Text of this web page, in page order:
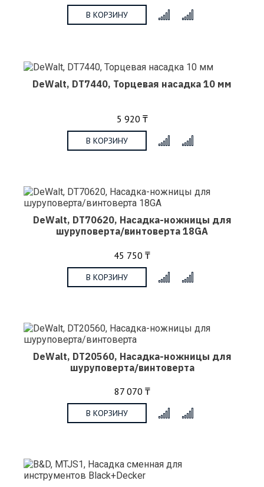
В КОРЗИНУ
DeWalt, DT7440, Торцевая насадка 10 мм
5 920 ₸
В КОРЗИНУ
DeWalt, DT70620, Насадка-ножницы для
шуруповерта/винтоверта 18GA
45 750 ₸
В КОРЗИНУ
DeWalt, DT20560, Насадка-ножницы для
шуруповерта/винтоверта
87 070 ₸
В КОРЗИНУ